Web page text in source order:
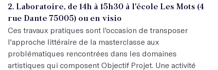
2. Laboratoire, de 14h à 15h30 à l'école Les Mots (4
rue Dante 75005) ou en visio
Ces travaux pratiques sont l'occasion de transposer
l'approche littéraire de la masterclasse aux
problématiques rencontrées dans les domaines
artistiques qui composent Objectif Projet. Une activité